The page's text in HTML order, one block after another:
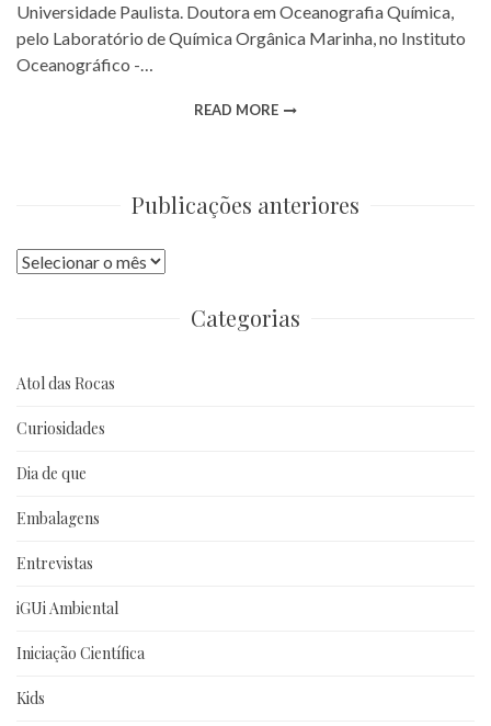
Universidade Paulista. Doutora em Oceanografia Química,
pelo Laboratório de Química Orgânica Marinha, no Instituto
Oceanográfico -…
READ MORE
Publicações anteriores
Publicações
Categorias
Atol das Rocas
Curiosidades
Dia de que
Embalagens
Entrevistas
iGUi Ambiental
Iniciação Científica
Kids